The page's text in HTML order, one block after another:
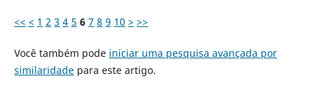
<< < 1 2 3 4 5 6 7 8 9 10 > >>
Você também pode iniciar uma pesquisa avançada por
similaridadepara este artigo.